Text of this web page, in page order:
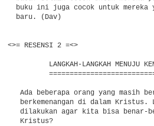
buku ini juga cocok untuk mereka
  baru. (Dav)
<>= RESENSI 2 =<>
LANGKAH-LANGKAH MENUJU
Ada beberapa orang yang masih
berkemenangan di dalam Kristus.
dilakukan agar kita bisa benar-
   Kristus?